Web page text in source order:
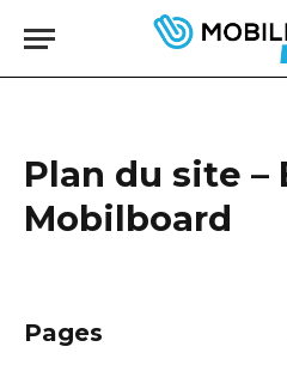
Plan du site –
Mobilboard
Pages